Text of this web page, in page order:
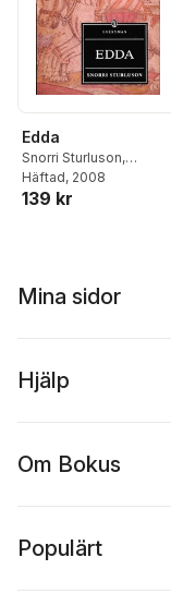
Edda
Snorri Sturluson,
Anthony Faulkes
Häftad, 2008
139 kr
Mina sidor
Hjälp
Om Bokus
Populärt